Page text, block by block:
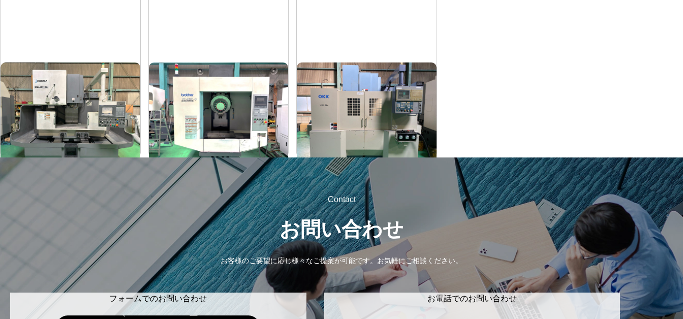
#5立マシニング
メーカー オークマ
式MILLAC-561V
年 式2006
タッピングセンター
メーカー ブラザー
形 式TC-S2C-O
年 式2007
#5立マシニング
メーカー OKK
形 式 VM-5ⅡC
年
Contact
お問い合わせ
お客様のご要望に応じ様々なご提案が可能です。 お気軽にご相談ください。
フォームでのお問い合わせ お電話でのお問い合わせ